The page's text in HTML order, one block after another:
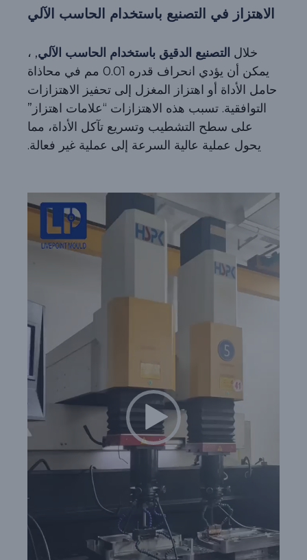
الاهتزاز في التصنيع باستخدام الحاسب الآلي
خلال التصنيع الدقيق باستخدام الحاسب الآلي, ،
يمكن أن يؤدي انحراف قدره 0.01 مم في محاذاة
حامل الأداة أو اهتزاز المغزل إلى تحفيز الاهتزازات
التوافقية. تسبب هذه الاهتزازات “علامات اهتزاز”
على سطح التشطيب وتسريع تآكل الأداة، مما
يحول عملية عالية السرعة إلى عملية غير فعالة.